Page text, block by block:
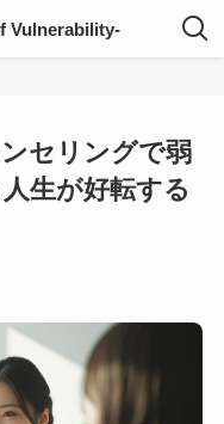
Vulnerability-
ンセリングで弱
生が好転する